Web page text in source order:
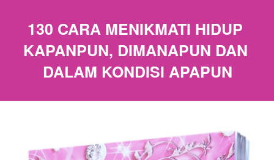
130 CARA MENIKMATI HIDUP
KAPANPUN, DIMANAPUN DAN
DALAM KONDISI APAPUN